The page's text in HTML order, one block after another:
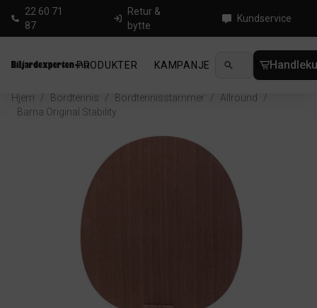
22 60 71
87
Retur &
bytte
Kundservice
PRODUKTER KAMPANJE NYHETER
Hjem / Bordtennis / Bordtennisstammer / Allround
/
Barna Original Stability